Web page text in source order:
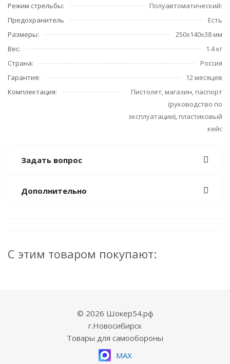
Режим стрельбы:
Полуавтоматический:
Предохранитель
Есть
Размеры:
250x140x38 мм
Вес:
1.4 кг
Страна:
Россия
Гарантия:
12 месяцев
Комплектация:
Пистолет, магазин, паспорт
(руководство по
эксплуатации), пластиковый
кейс
Задать вопрос
Дополнительно
С этим товаром покупают:
© 2026 Шокер54.рф
г.Новосибирск
Товары для самообороны
MAX